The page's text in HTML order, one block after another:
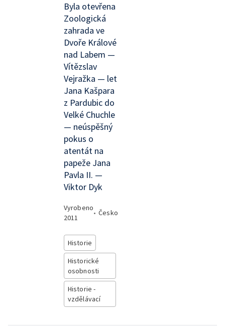
Byla otevřena
Zoologická
zahrada ve
Dvoře Králové
nad Labem —
Vítězslav
Vejražka — let
Jana Kašpara
z Pardubic do
Velké Chuchle
— neúspěšný
pokus o
atentát na
papeže Jana
Pavla II. —
Viktor Dyk
Vyrobeno
2011
• Česko
Historie
Historické
osobnosti
Historie -
vzdělávací